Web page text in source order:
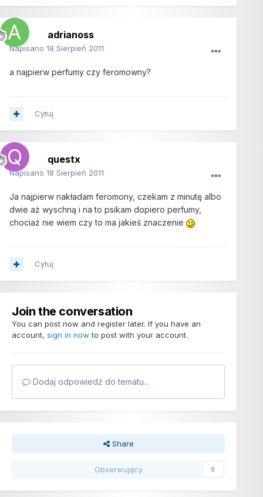
adrianoss
Napisano 18 Sierpień 2011
a najpierw perfumy czy feromowny?
Cytuj
questx
Napisano 18 Sierpień 2011
Ja najpierw nakładam feromony, czekam z minutę albo
dwie aż wyschną i na to psikam dopiero perfumy,
chociaż nie wiem czy to ma jakieś znaczenie
Cytuj
Join the conversation
You can post now and register later. If you have an
account, sign in now to post with your account.
Dodaj odpowiedź do tematu...
Share
Obserwujący 0